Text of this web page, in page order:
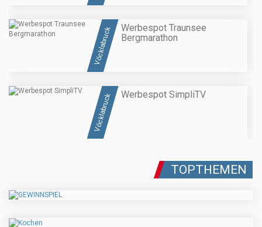
Vöcklabruck
Werbespot Traunsee
Bergmarathon
Vöcklabruck Werbespot SimpliTV
TOPTHEMEN